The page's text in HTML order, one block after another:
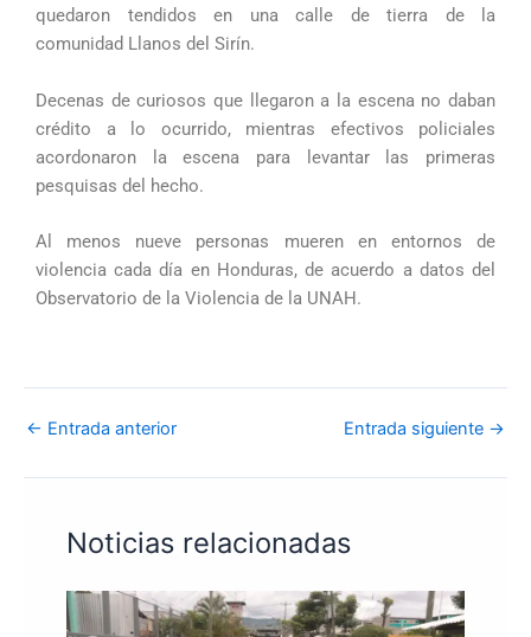
quedaron tendidos en una calle de tierra de la
comunidad Llanos del Sirín.
Decenas de curiosos que llegaron a la escena no daban
crédito a lo ocurrido, mientras efectivos policiales
acordonaron la escena para levantar las primeras
pesquisas del hecho.
Al menos nueve personas mueren en entornos de
violencia cada día en Honduras, de acuerdo a datos del
Observatorio de la Violencia de la UNAH.
← Entrada anterior Entrada siguiente →
Noticias relacionadas